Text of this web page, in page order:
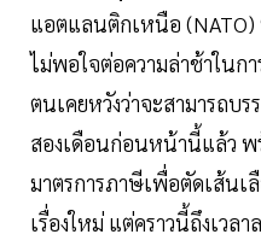
แอตแลนติกเหนือ (NATO)
ไม่พอใจต่อความล่าช้าในก
ตนเคยหวังว่าจะสามารถบ
สองเดือนก่อนหน้านี้แล้ว พ
มาตรการภาษีเพื่อตัดเส้นเ
เรื่องใหม่ แต่คราวนี้ถึงเวล